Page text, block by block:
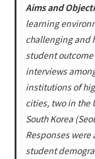
Aims and
learning
challenging and
student
interviews
institutions of
cities, two in the
South Korea
Responses
student